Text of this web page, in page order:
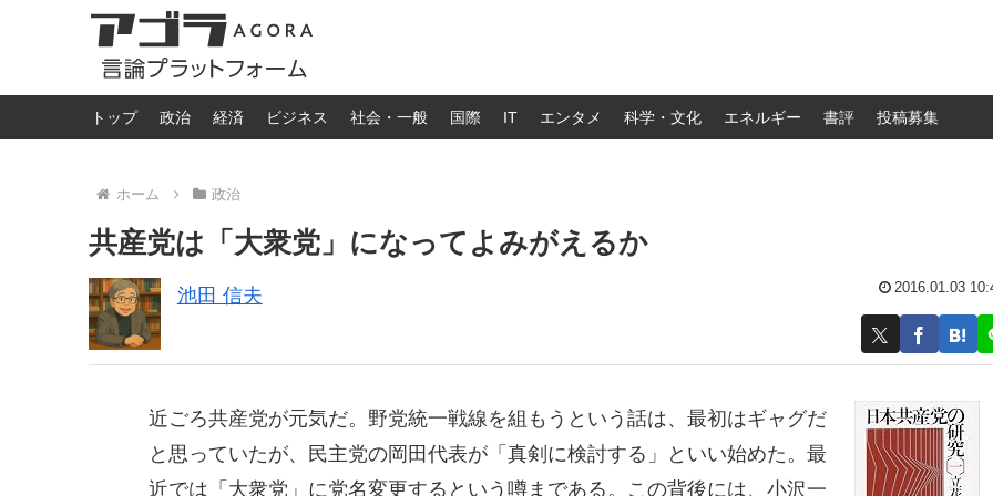
トップ 政治 経済 ビジネス 社会・一般 国際 IT エンタメ 科学・文化 エネルギー 書評 投稿募集
ホーム 政治
共産党は「大衆党」になってよみがえるか
池田 信夫 2016.01.03
近ごろ共産党が元気だ。野党統一戦線を組もうという話は、最初はギャグだ
と思っていたが、民主党の岡田代表が「真剣に検討する」といい始めた。最
近では「大衆党」に党名変更するという噂まである。この背後には、小沢一